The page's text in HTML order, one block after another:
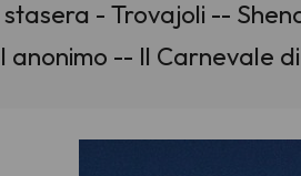
- Trovajoli --
anonimo -- Il Carnevale